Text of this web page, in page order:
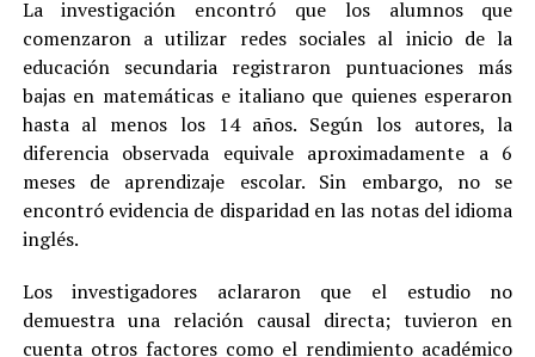
La investigación encontró que los alumnos que
comenzaron a utilizar redes sociales al inicio de la
educación secundaria registraron puntuaciones más
bajas en matemáticas e italiano que quienes esperaron
hasta al menos los 14 años. Según los autores, la
diferencia observada equivale aproximadamente a 6
meses de aprendizaje escolar. Sin embargo, no se
encontró evidencia de disparidad en las notas del idioma
inglés.
Los investigadores aclararon que el estudio no
demuestra una relación causal directa; tuvieron en
cuenta otros factores como el rendimiento académico